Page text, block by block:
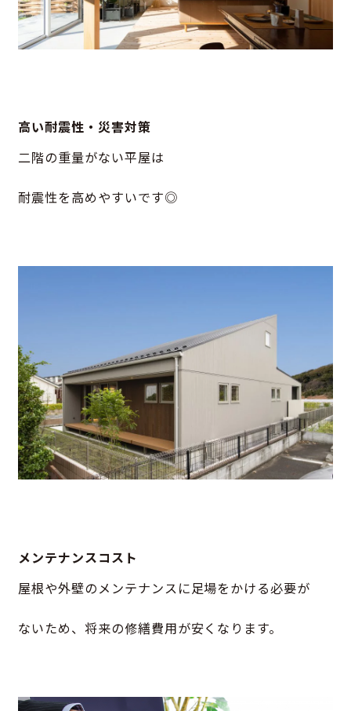
高い耐震性・災害対策
二階の重量がない平屋は
耐震性を高めやすいです◎
メンテナンスコスト
屋根や外壁のメンテナンスに足場をかける必要が
ないため、将来の修繕費用が安くなります。